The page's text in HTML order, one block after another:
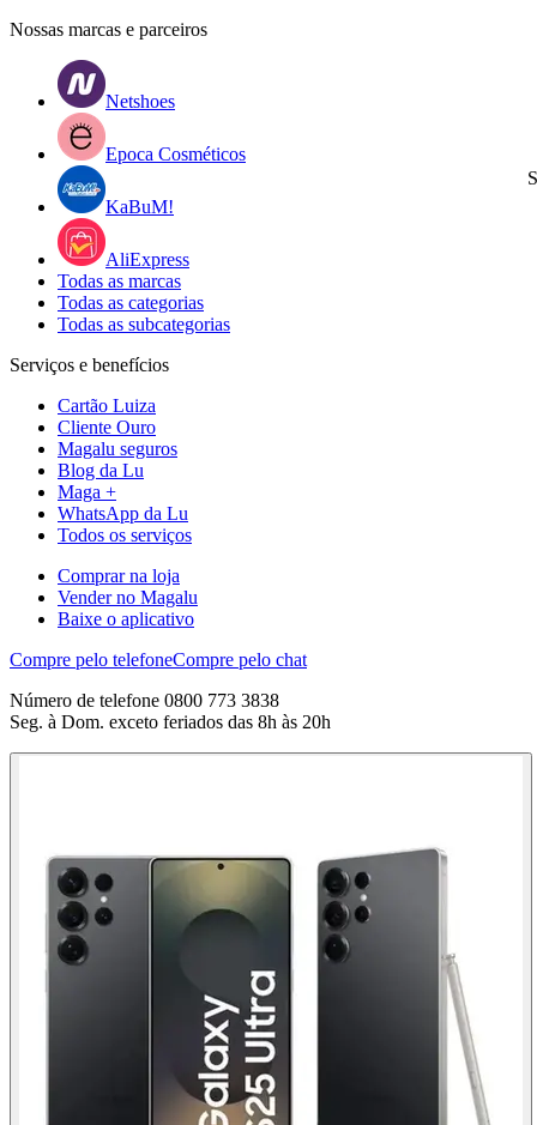
Nossas marcas e parceiros
Netshoes
Epoca Cosméticos
KaBuM!
AliExpress
Todas as marcas
Todas as categorias
Todas as subcategorias
Serviços e benefícios
Cartão Luiza
Cliente Ouro
Magalu seguros
Blog da Lu
Maga +
WhatsApp da Lu
Todos os serviços
Comprar na loja
Vender no Magalu
Baixe o aplicativo
Compre pelo telefoneCompre pelo chat
Número de telefone 0800 773 3838
Seg. à Dom. exceto feriados das 8h às 20h